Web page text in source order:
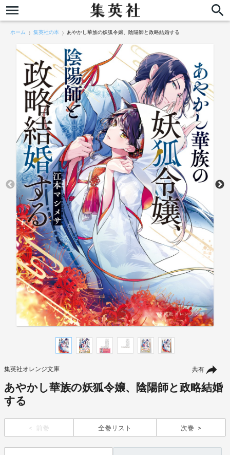
ホーム 集英社の本 あやかし華族の妖狐令嬢、陰陽師と政略結婚する
共有
集英社オレンジ文庫
あやかし華族の妖狐令嬢、陰陽師と政略結婚
する
前巻 全巻リスト 次巻